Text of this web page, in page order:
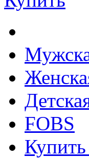
FOBS